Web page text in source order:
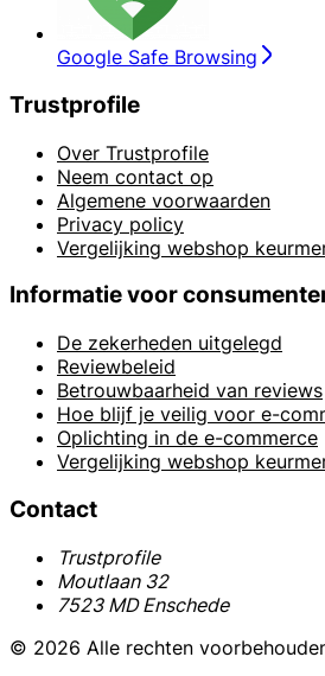
Google Safe Browsing
Trustprofile
Over Trustprofile
Neem contact op
Algemene voorwaarden
Privacy policy
Vergelijking webshop
Informatie voor
De zekerheden uitgelegd
Reviewbeleid
Betrouwbaarheid van reviews
Hoe blijf je veilig voor e-
Oplichting in de e-commerce
Vergelijking webshop
Contact
Trustprofile
Moutlaan 32
7523 MD Enschede
© 2026 Alle rechten